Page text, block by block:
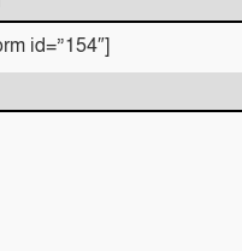
বন্দর মডেল সরকারি
বিদ্যালয়ে ‘গণ-অভ্যুত্থান দিবস’
id=”154″]